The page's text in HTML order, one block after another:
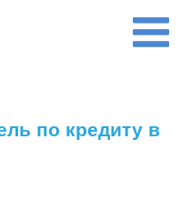
по кредиту в